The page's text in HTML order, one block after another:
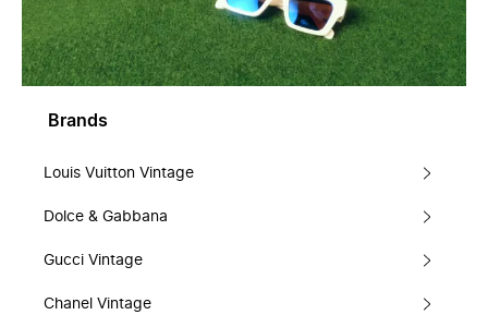
Brands
Louis Vuitton Vintage
Dolce & Gabbana
Gucci Vintage
Chanel Vintage